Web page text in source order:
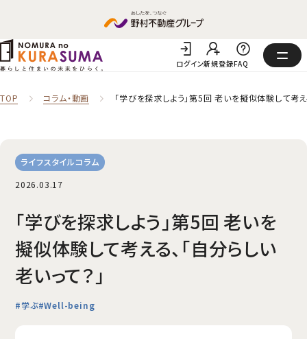
ログイン新規登録FAQ
TOP コラム‧動画 「学びを探求しよう」第5回 老いを擬似体験して考え
ライフスタイルコラム
2026.03.17
「学びを探求しよう」第5回 老いを
擬似体験して考える、「自分らしい
老いって？」
#学ぶ#Well-being